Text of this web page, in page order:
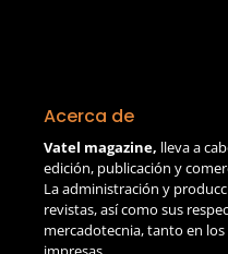
Acerca de
Vatel magazine, lleva a
edición, publicación y
La administración y
revistas, así como sus
mercadotecnia, tanto en